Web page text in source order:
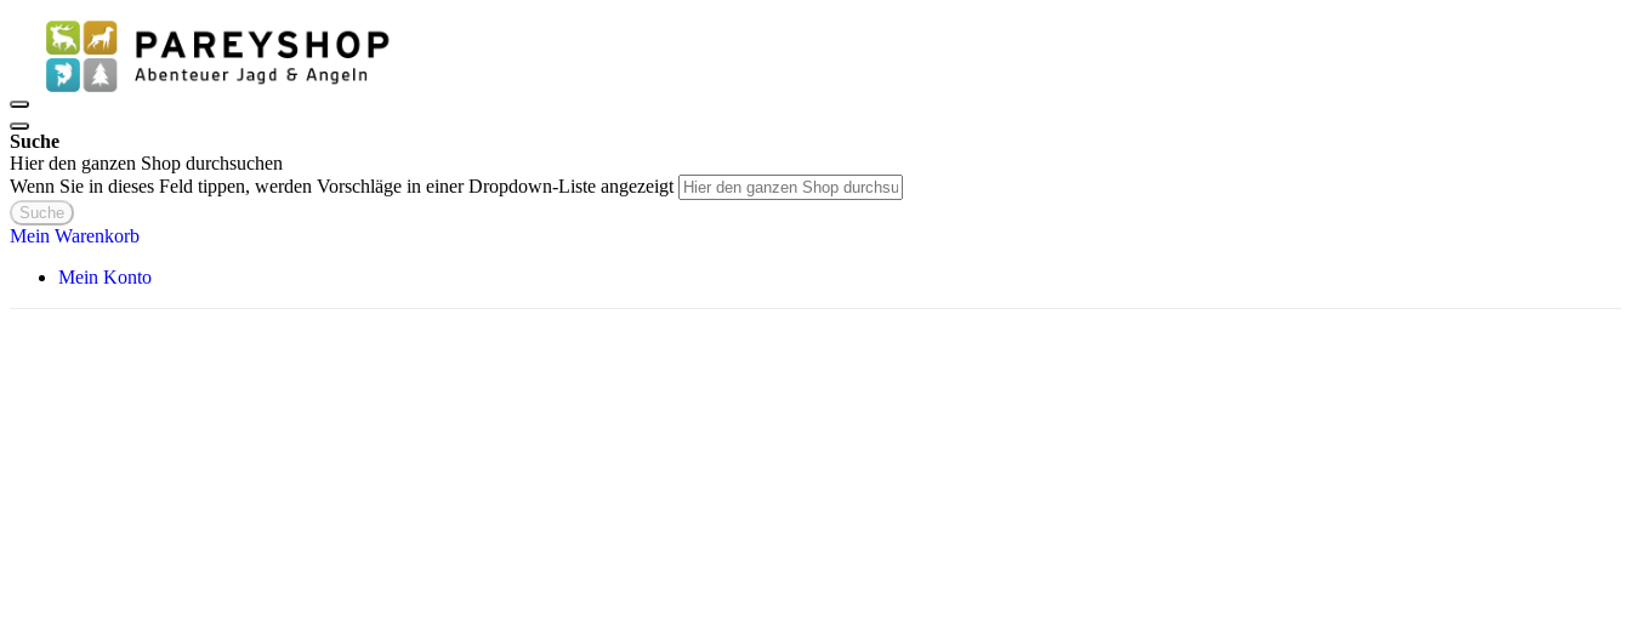
Suche
Hier den ganzen Shop durchsuchen
Wenn Sie in dieses Feld tippen, werden Vorschläge in einer Dropdown-Liste angezeigt
Suche
Mein Warenkorb
Mein Konto